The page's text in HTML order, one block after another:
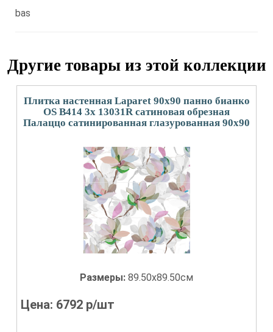
bas
Другие товары из этой коллекции
Плитка настенная Laparet 90x90 панно бианко
OS B414 3x 13031R сатиновая обрезная
Палаццо сатинированная глазурованная 90x90
Размеры: 89.50x89.50см
Цена: 6792 р/шт